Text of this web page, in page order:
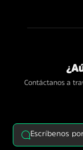
Contáctanos a
Escríbenos